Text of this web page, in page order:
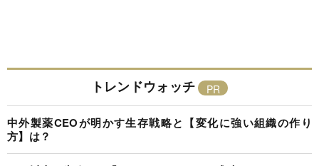
トレンドウォッチ
中外製薬CEOが明かす生存戦略と【変化に強い組織の作り
方】は？